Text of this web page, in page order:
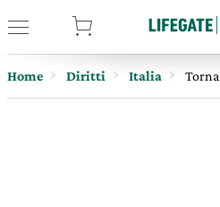
Home Diritti Italia